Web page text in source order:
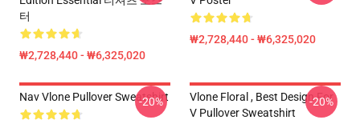
터
₩2,728,440 - ₩6,325,020
₩2,728,440 - ₩6,325,020
Nav Vlone Pullover Sweatshirt
-20%
Vlone Floral , Best Design For
V Pullover Sweatshirt
-20%